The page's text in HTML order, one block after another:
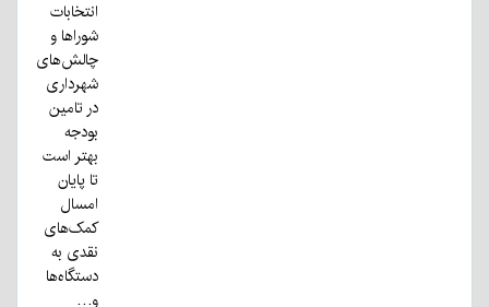
انتخابات
شوراها و
چالش‌های
شهرداری
در تامین
بودجه
بهتر است
تا پایان
امسال
کمک‌های
نقدی به
دستگاه‌ها
و‌…